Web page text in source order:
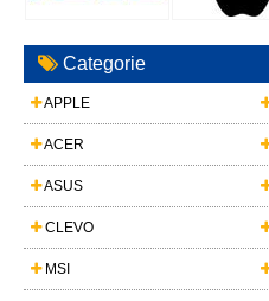
Categorie
APPLE
ACER
ASUS
CLEVO
MSI